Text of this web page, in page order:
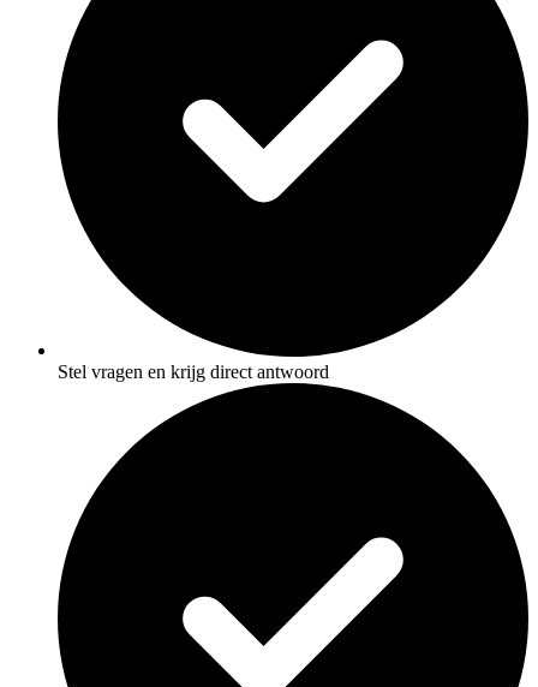
Stel vragen en krijg direct antwoord